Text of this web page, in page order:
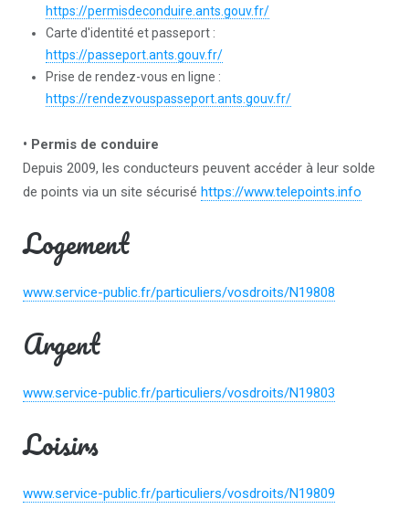
https://permisdeconduire.ants.gouv.fr/
Carte d'identité et passeport :
https://passeport.ants.gouv.fr/
Prise de rendez-vous en ligne :
https://rendezvouspasseport.ants.gouv.fr/
• Permis de conduire
Depuis 2009, les conducteurs peuvent accéder à leur solde
de points via un site sécurisé https://www.telepoints.info
Logement
www.service-public.fr/particuliers/vosdroits/N19808
Argent
www.service-public.fr/particuliers/vosdroits/N19803
Loisirs
www.service-public.fr/particuliers/vosdroits/N19809